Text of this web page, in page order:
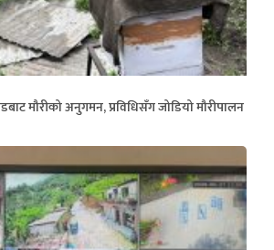
मौरीको अनुगमन, प्रविधिसँग जोडियो मौरीपालन